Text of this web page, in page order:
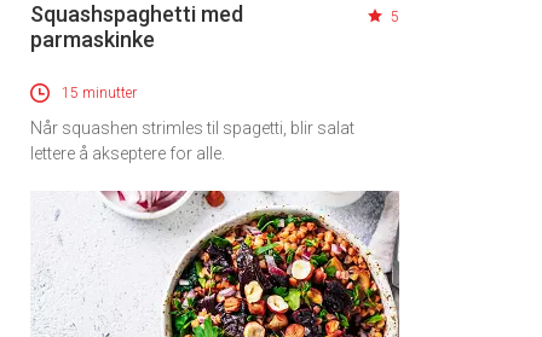
Squashspaghetti med
parmaskinke
5
15 minutter
Når squashen strimles til spagetti, blir salat
lettere å akseptere for alle.